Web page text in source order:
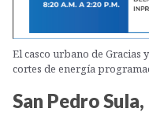
El casco urbano de
cortes de energía
San Pedro